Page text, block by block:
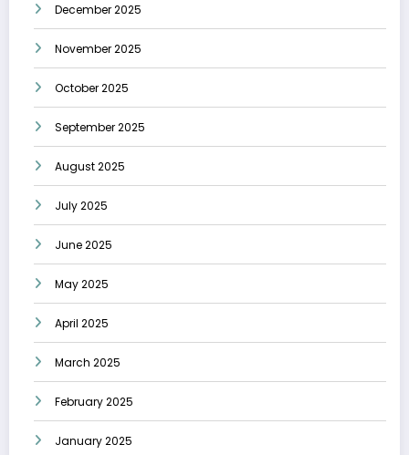
December 2025
November 2025
October 2025
September 2025
August 2025
July 2025
June 2025
May 2025
April 2025
March 2025
February 2025
January 2025